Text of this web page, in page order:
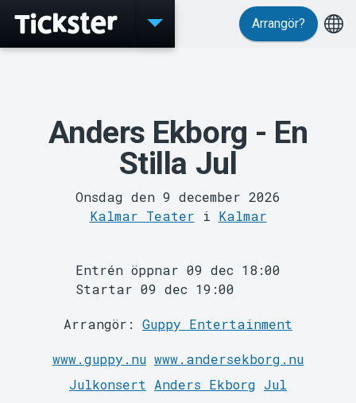
MyTickster
Arrangör?
Anders Ekborg - En
Stilla Jul
Onsdag den 9 december 2026
Kalmar Teater i Kalmar
Entrén öppnar 09 dec 18:00
Startar 09 dec 19:00
Arrangör: Guppy Entertainment
www.guppy.nu www.andersekborg.nu
Julkonsert
Anders Ekborg Jul